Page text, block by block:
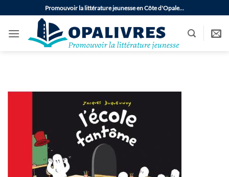
au
contenu
Promouvoir la littérature jeunesse en Côte d'Opale…